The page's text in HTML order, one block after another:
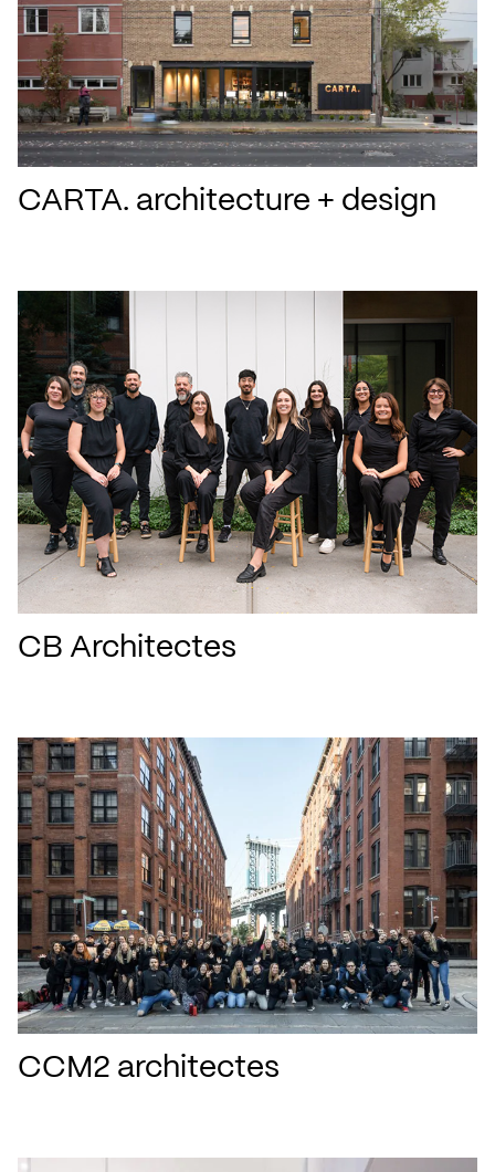
CARTA. architecture + design
CB Architectes
CCM2 architectes